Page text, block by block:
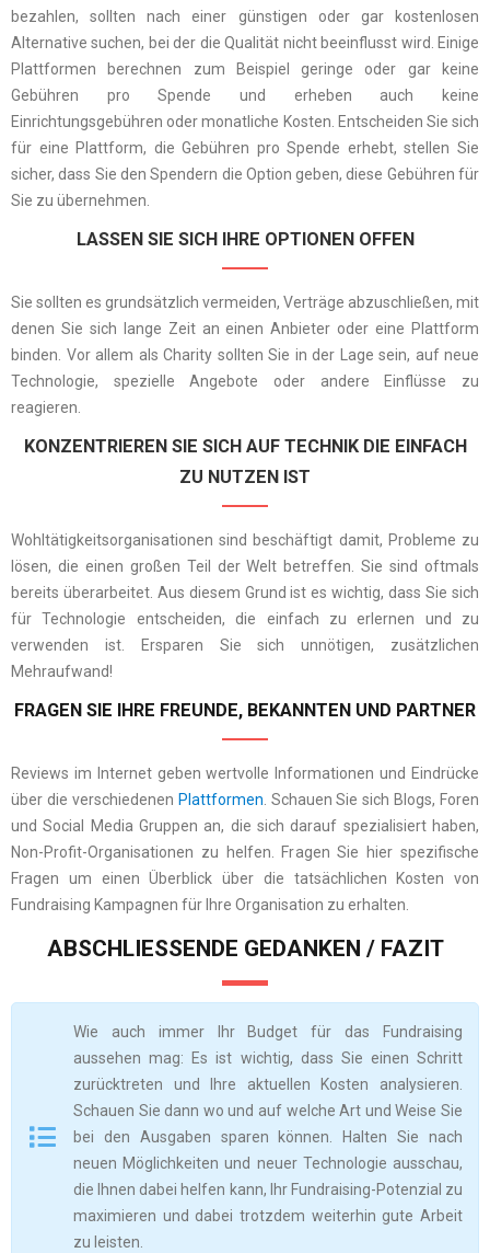
bezahlen, sollten nach einer günstigen oder gar kostenlosen
Alternative suchen, bei der die Qualität nicht beeinflusst wird. Einige
Plattformen berechnen zum Beispiel geringe oder gar keine
Gebühren pro Spende und erheben auch keine
Einrichtungsgebühren oder monatliche Kosten. Entscheiden Sie sich
für eine Plattform, die Gebühren pro Spende erhebt, stellen Sie
sicher, dass Sie den Spendern die Option geben, diese Gebühren für
Sie zu übernehmen.
LASSEN SIE SICH IHRE OPTIONEN OFFEN
Sie sollten es grundsätzlich vermeiden, Verträge abzuschließen, mit
denen Sie sich lange Zeit an einen Anbieter oder eine Plattform
binden. Vor allem als Charity sollten Sie in der Lage sein, auf neue
Technologie, spezielle Angebote oder andere Einflüsse zu
reagieren.
KONZENTRIEREN SIE SICH AUF TECHNIK DIE EINFACH
ZU NUTZEN IST
Wohltätigkeitsorganisationen sind beschäftigt damit, Probleme zu
lösen, die einen großen Teil der Welt betreffen. Sie sind oftmals
bereits überarbeitet. Aus diesem Grund ist es wichtig, dass Sie sich
für Technologie entscheiden, die einfach zu erlernen und zu
verwenden ist. Ersparen Sie sich unnötigen, zusätzlichen
Mehraufwand!
FRAGEN SIE IHRE FREUNDE, BEKANNTEN UND PARTNER
Reviews im Internet geben wertvolle Informationen und Eindrücke
über die verschiedenen Plattformen . Schauen Sie sich Blogs, Foren
und Social Media Gruppen an, die sich darauf spezialisiert haben,
Non-Profit-Organisationen zu helfen. Fragen Sie hier spezifische
Fragen um einen Überblick über die tatsächlichen Kosten von
Fundraising Kampagnen für Ihre Organisation zu erhalten.
ABSCHLIESSENDE GEDANKEN / FAZIT
Wie auch immer Ihr Budget für das Fundraising
aussehen mag: Es ist wichtig, dass Sie einen Schritt
zurücktreten und Ihre aktuellen Kosten analysieren.
Schauen Sie dann wo und auf welche Art und Weise Sie
bei den Ausgaben sparen können. Halten Sie nach
neuen Möglichkeiten und neuer Technologie ausschau,
die Ihnen dabei helfen kann, Ihr Fundraising-Potenzial zu
maximieren und dabei trotzdem weiterhin gute Arbeit
zu leisten.